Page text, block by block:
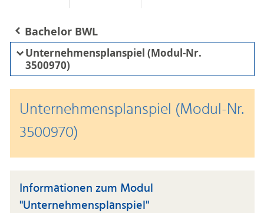
Bachelor BWL
Unternehmensplanspiel (Modul-Nr.
3500970)
Unternehmensplanspiel (Modul-Nr.
3500970)
Informationen zum Modul
"Unternehmensplanspiel"